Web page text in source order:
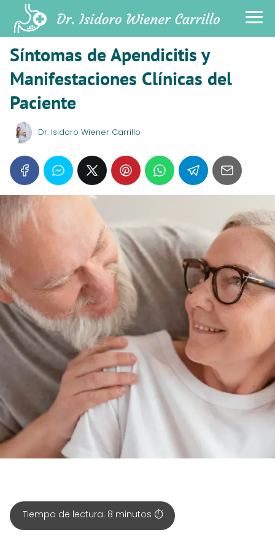
Síntomas de Apendicitis y
Manifestaciones Clínicas del
Paciente
Dr. Isidoro Wiener Carrillo
Tiempo de lectura: 8 minutos ⏱️